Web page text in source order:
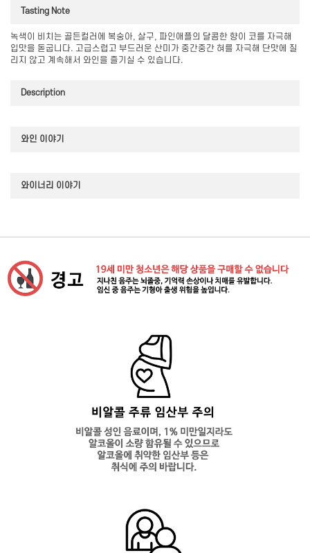
Tasting Note
녹색이 비치는 골든컬러에 복숭아, 살구, 파인애플의 달콤한 향이 코를 자극해
입맛을 돋굽니다. 고급스럽고 부드러운 산미가 중간중간 혀를 자극해 단맛에 질
리지 않고 계속해서 와인을 즐기실 수 있습니다.
Description
와인 이야기
와이너리 이야기